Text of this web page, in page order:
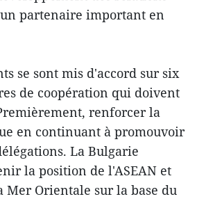
partenaire important en
se sont mis d'accord sur six
de coopération qui doivent
renforcer la
en continuant à promouvoir
La Bulgarie
la position de l'ASEAN et
Mer Orientale sur la base du